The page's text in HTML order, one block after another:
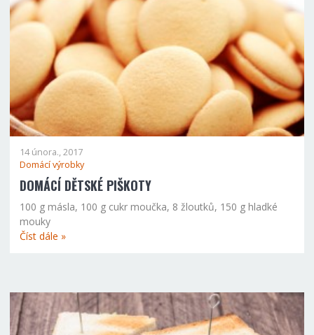
14 února., 2017
Domácí výrobky
DOMÁCÍ DĚTSKÉ PIŠKOTY
100 g másla, 100 g cukr moučka, 8 žloutků, 150 g hladké
mouky
Číst dále »